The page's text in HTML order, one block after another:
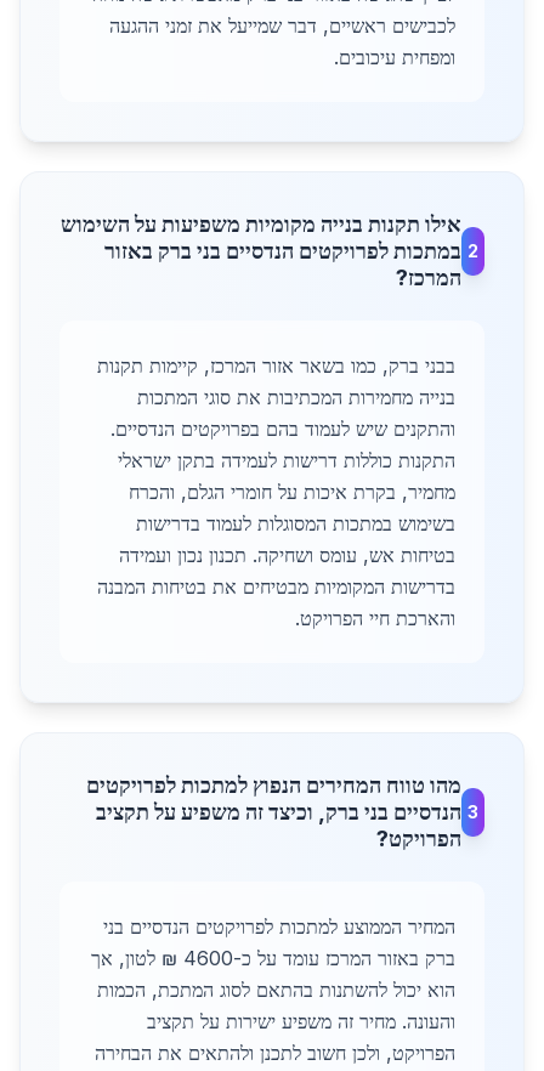
לכבישים ראשיים, דבר שמייעל את זמני ההגעה
ומפחית עיכובים.
2
אילו תקנות בנייה מקומיות משפיעות על השימוש
במתכות לפרויקטים הנדסיים בני ברק באזור
המרכז?
בבני ברק, כמו בשאר אזור המרכז, קיימות תקנות
בנייה מחמירות המכתיבות את סוגי המתכות
והתקנים שיש לעמוד בהם בפרויקטים הנדסיים.
התקנות כוללות דרישות לעמידה בתקן ישראלי
מחמיר, בקרת איכות על חומרי הגלם, והכרח
בשימוש במתכות המסוגלות לעמוד בדרישות
בטיחות אש, עומס ושחיקה. תכנון נכון ועמידה
בדרישות המקומיות מבטיחים את בטיחות המבנה
והארכת חיי הפרויקט.
3
מהו טווח המחירים הנפוץ למתכות לפרויקטים
הנדסיים בני ברק, וכיצד זה משפיע על תקציב
הפרויקט?
המחיר הממוצע למתכות לפרויקטים הנדסיים בני
ברק באזור המרכז עומד על כ-4600 ₪ לטון, אך
הוא יכול להשתנות בהתאם לסוג המתכת, הכמות
והעונה. מחיר זה משפיע ישירות על תקציב
הפרויקט, ולכן חשוב לתכנן ולהתאים את הבחירה